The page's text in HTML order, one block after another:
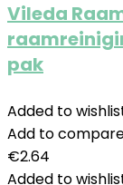
Vileda
pak
Added to
Add to
€2.64
Added to